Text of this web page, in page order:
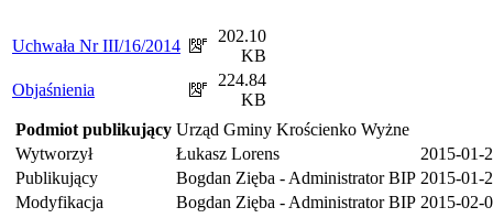
Uchwała Nr III/16/2014
202.10
KB
Objaśnienia
224.84
KB
Podmiot publikujący Urząd Gminy Krościenko Wyżne
Wytworzył
Łukasz Lorens
2015-01-
Publikujący
Bogdan Zięba - Administrator BIP 2015-01-
Modyfikacja
Bogdan Zięba - Administrator BIP 2015-02-